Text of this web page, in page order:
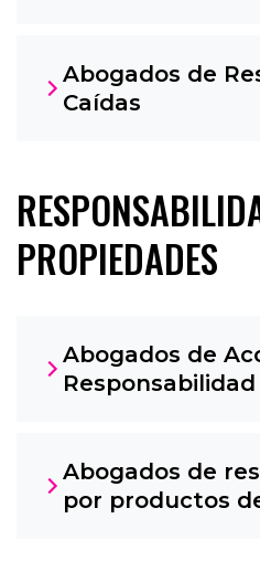
Abogados de
Caídas
PROPIEDADES
Abogados de
Abogados de
por productos